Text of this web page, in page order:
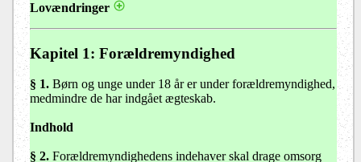
Lovændringer
Kapitel 1: Forældremyndighed
§ 1. Børn og unge under 18 år er under forældremyndighed,
medmindre de har indgået ægteskab.
Indhold
§ 2. Forældremyndighedens indehaver skal drage omsorg